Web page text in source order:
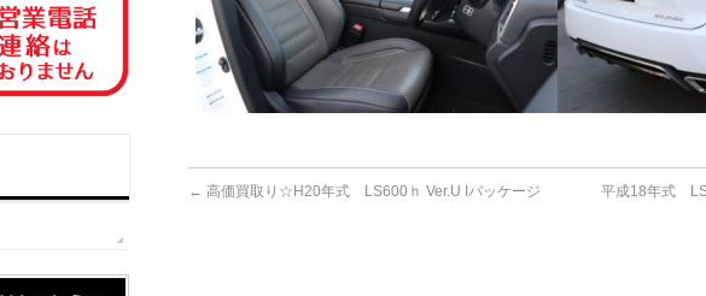
← 高価買取り☆H20年式 LS600ｈ Ver.U Iパッケージ
平成18年式